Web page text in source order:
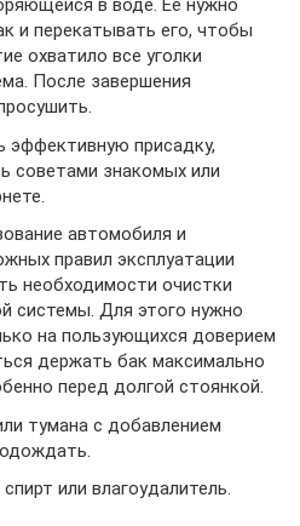
в воде. Её нужно
и перекатывать его, чтобы
охватило все уголки
После завершения
присадку,
советами знакомых или
автомобиля и
правил эксплуатации
необходимости очистки
системы. Для этого нужно
на пользующихся доверием
держать бак максимально
перед долгой стоянкой.
тумана с добавлением
или влагоудалитель.